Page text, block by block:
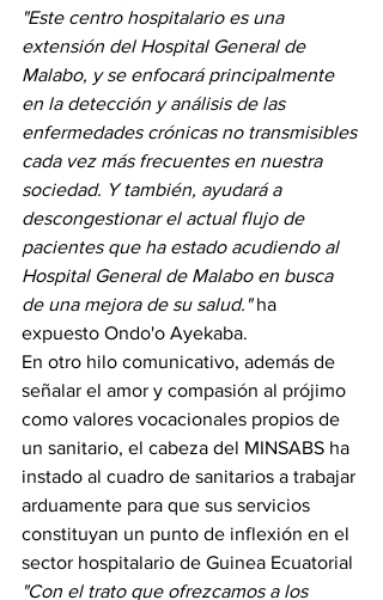
"Este centro hospitalario es una
extensión del Hospital General de
Malabo, y se enfocará principalmente
en la detección y análisis de las
enfermedades crónicas no transmisibles
cada vez más frecuentes en nuestra
sociedad. Y también, ayudará a
descongestionar el actual flujo de
pacientes que ha estado acudiendo al
Hospital General de Malabo en busca
de una mejora de su salud." ha
expuesto Ondo'o Ayekaba.
En otro hilo comunicativo, además de
señalar el amor y compasión al prójimo
como valores vocacionales propios de
un sanitario, el cabeza del MINSABS ha
instado al cuadro de sanitarios a trabajar
arduamente para que sus servicios
constituyan un punto de inflexión en el
sector hospitalario de Guinea Ecuatorial
"Con el trato que ofrezcamos a los